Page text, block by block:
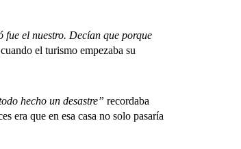
fue el nuestro. Decían que porque
el turismo empezaba su
hecho un desastre” recordaba
era que en esa casa no solo pasaría